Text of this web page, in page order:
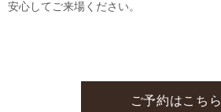
安心してご来場ください。
ご予約はこちら